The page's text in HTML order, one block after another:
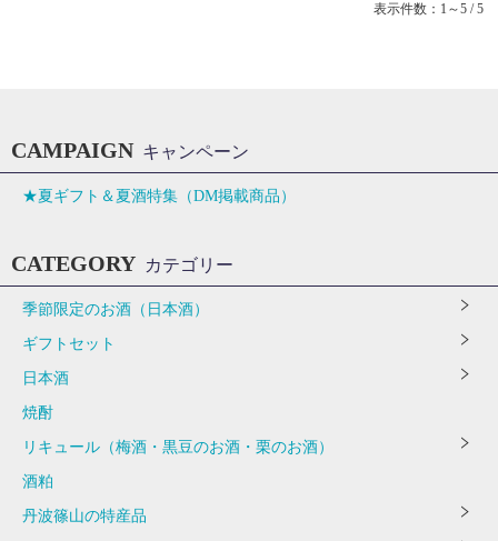
表示件数：1～5 / 5
CAMPAIGN キャンペーン
★夏ギフト＆夏酒特集（DM掲載商品）
CATEGORY カテゴリー
季節限定のお酒（日本酒）
ギフトセット
日本酒
焼酎
リキュール（梅酒・黒豆のお酒・栗のお酒）
酒粕
丹波篠山の特産品